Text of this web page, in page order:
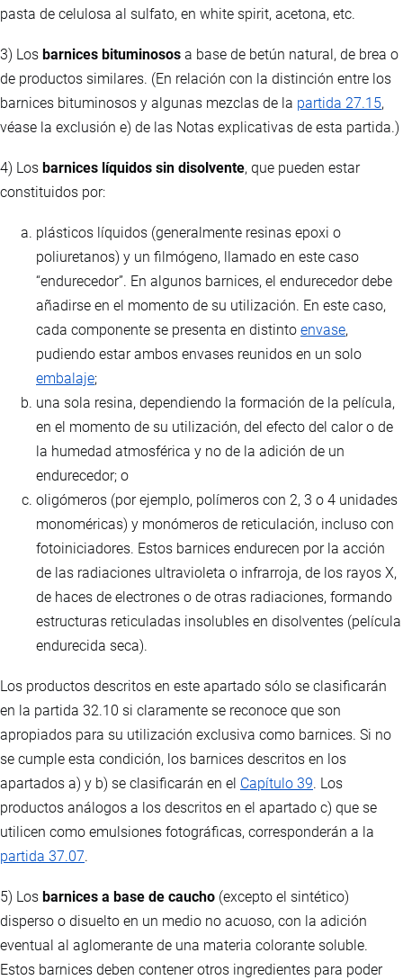
pasta de celulosa al sulfato, en white spirit, acetona, etc.
3) Los barnices bituminosos a base de betún natural, de brea o
de productos similares. (En relación con la distinción entre los
barnices bituminosos y algunas mezclas de la partida 27.15,
véase la exclusión e) de las Notas explicativas de esta partida.)
4) Los barnices líquidos sin disolvente, que pueden estar
constituidos por:
plásticos líquidos (generalmente resinas epoxi o
poliuretanos) y un filmógeno, llamado en este caso
“endurecedor”. En algunos barnices, el endurecedor debe
añadirse en el momento de su utilización. En este caso,
cada componente se presenta en distinto envase,
pudiendo estar ambos envases reunidos en un solo
embalaje;
una sola resina, dependiendo la formación de la película,
en el momento de su utilización, del efecto del calor o de
la humedad atmosférica y no de la adición de un
endurecedor; o
oligómeros (por ejemplo, polímeros con 2, 3 o 4 unidades
monoméricas) y monómeros de reticulación, incluso con
fotoiniciadores. Estos barnices endurecen por la acción
de las radiaciones ultravioleta o infrarroja, de los rayos X,
de haces de electrones o de otras radiaciones, formando
estructuras reticuladas insolubles en disolventes (película
endurecida seca).
Los productos descritos en este apartado sólo se clasificarán
en la partida 32.10 si claramente se reconoce que son
apropiados para su utilización exclusiva como barnices. Si no
se cumple esta condición, los barnices descritos en los
apartados a) y b) se clasificarán en el Capítulo 39. Los
productos análogos a los descritos en el apartado c) que se
utilicen como emulsiones fotográficas, corresponderán a la
partida 37.07.
5) Los barnices a base de caucho (excepto el sintético)
disperso o disuelto en un medio no acuoso, con la adición
eventual al aglomerante de una materia colorante soluble.
Estos barnices deben contener otros ingredientes para poder